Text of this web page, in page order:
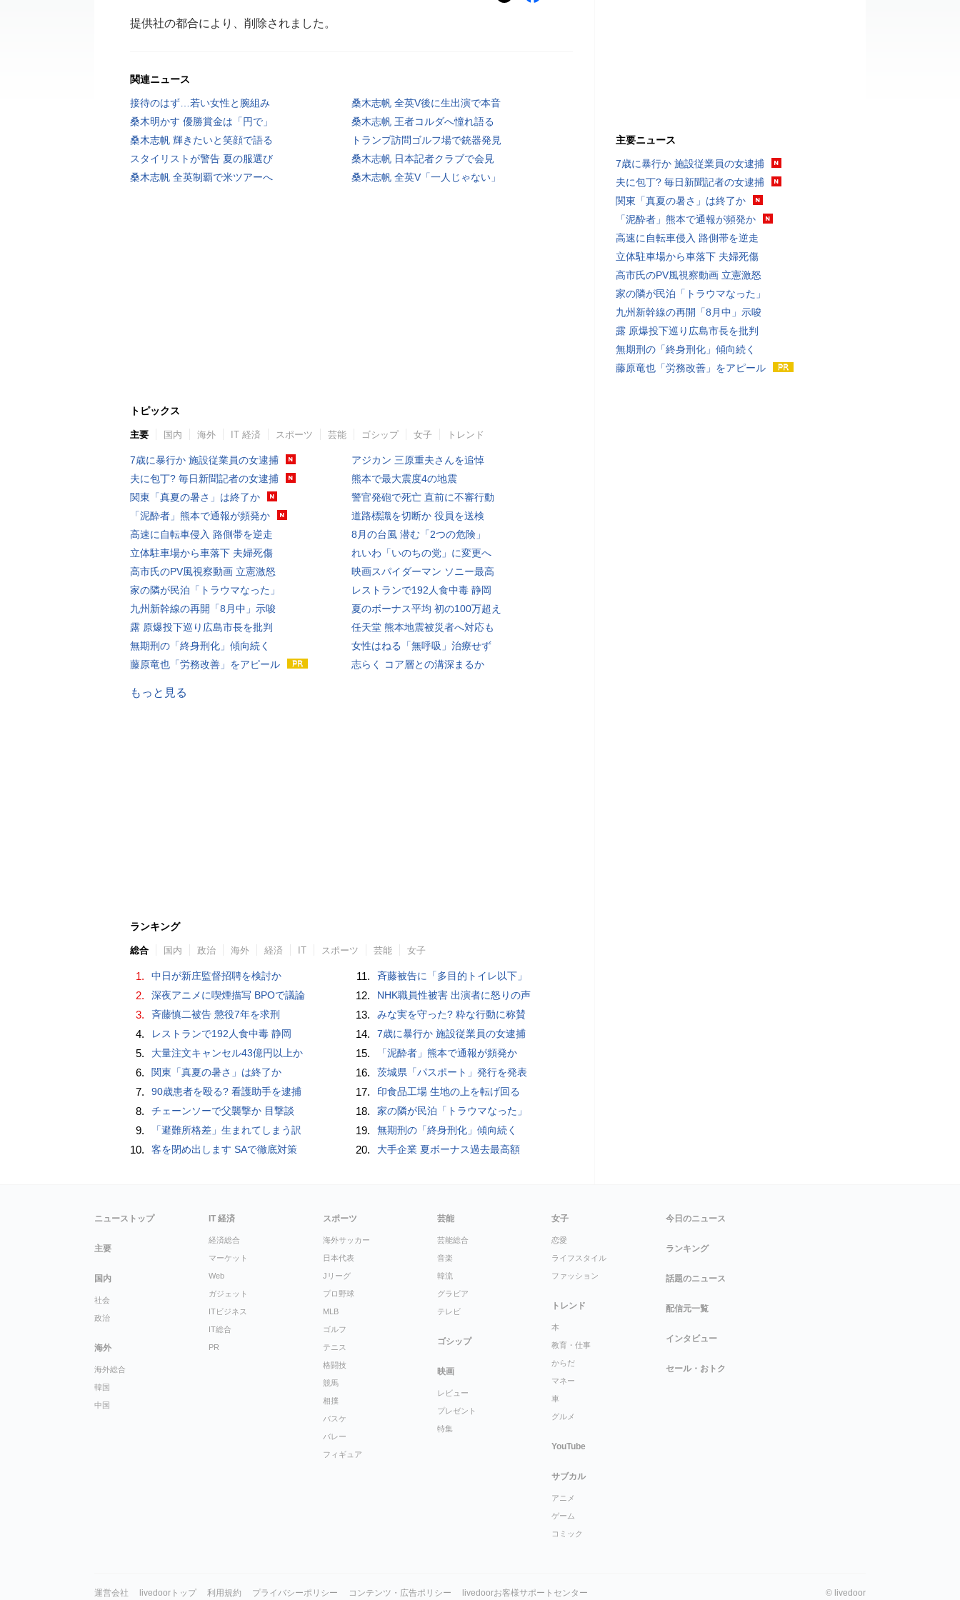
提供社の都合により、削除されました。
関連ニュース
接待のはず…若い女性と腕組み
桑木志帆 全英V後に生出演で本音
桑木明かす 優勝賞金は「円で」
桑木志帆 王者コルダへ憧れ語る
桑木志帆 輝きたいと笑顔で語る
トランプ訪問ゴルフ場で銃器発見
スタイリストが警告 夏の服選び
桑木志帆 日本記者クラブで会見
桑木志帆 全英制覇で米ツアーへ
桑木志帆 全英V「一人じゃない」
トピックス
主要 国内 海外 IT 経済 スポーツ 芸能 ゴシップ 女子 トレンド
7歳に暴行か 施設従業員の女逮捕
夫に包丁? 毎日新聞記者の女逮捕
関東「真夏の暑さ」は終了か
「泥酔者」熊本で通報が頻発か
高速に自転車侵入 路側帯を逆走
立体駐車場から車落下 夫婦死傷
高市氏のPV風視察動画 立憲激怒
家の隣が民泊「トラウマなった」
九州新幹線の再開「8月中」示唆
露 原爆投下巡り広島市長を批判
無期刑の「終身刑化」傾向続く
藤原竜也「労務改善」をアピール
アジカン 三原重夫さんを追悼
熊本で最大震度4の地震
警官発砲で死亡 直前に不審行動
道路標識を切断か 役員を送検
8月の台風 潜む「2つの危険」
れいわ「いのちの党」に変更へ
映画スパイダーマン ソニー最高
レストランで192人食中毒 静岡
夏のボーナス平均 初の100万超え
任天堂 熊本地震被災者へ対応も
女性はねる「無呼吸」治療せず
志らく コア層との溝深まるか
もっと見る
ランキング
総合 国内 政治 海外 経済 IT スポーツ 芸能 女子
1. 中日が新庄監督招聘を検討か
2. 深夜アニメに喫煙描写 BPOで議論
3. 斉藤慎二被告 懲役7年を求刑
4. レストランで192人食中毒 静岡
5. 大量注文キャンセル43億円以上か
6. 関東「真夏の暑さ」は終了か
7. 90歳患者を殴る? 看護助手を逮捕
8. チェーンソーで父襲撃か 目撃談
9. 「避難所格差」生まれてしまう訳
10. 客を閉め出します SAで徹底対策
11. 斉藤被告に「多目的トイレ以下」
12. NHK職員性被害 出演者に怒りの声
13. みな実を守った? 粋な行動に称賛
14. 7歳に暴行か 施設従業員の女逮捕
15. 「泥酔者」熊本で通報が頻発か
16. 茨城県「パスポート」発行を発表
17. 印食品工場 生地の上を転げ回る
18. 家の隣が民泊「トラウマなった」
19. 無期刑の「終身刑化」傾向続く
20. 大手企業 夏ボーナス過去最高額
主要ニュース
7歳に暴行か 施設従業員の女逮捕
夫に包丁? 毎日新聞記者の女逮捕
関東「真夏の暑さ」は終了か
「泥酔者」熊本で通報が頻発か
高速に自転車侵入 路側帯を逆走
立体駐車場から車落下 夫婦死傷
高市氏のPV風視察動画 立憲激怒
家の隣が民泊「トラウマなった」
九州新幹線の再開「8月中」示唆
露 原爆投下巡り広島市長を批判
無期刑の「終身刑化」傾向続く
藤原竜也「労務改善」をアピール
ニューストップ
主要
国内
社会
政治
海外
海外総合
韓国
中国
IT 経済
経済総合
マーケット
Web
ガジェット
ITビジネス
IT総合
PR
スポーツ
海外サッカー
日本代表
Jリーグ
プロ野球
MLB
ゴルフ
テニス
格闘技
競馬
相撲
バスケ
バレー
フィギュア
芸能
芸能総合
音楽
韓流
グラビア
テレビ
ゴシップ
映画
レビュー
プレゼント
特集
女子
恋愛
ライフスタイル
ファッション
トレンド
本
教育・仕事
からだ
マネー
車
グルメ
YouTube
サブカル
アニメ
ゲーム
コミック
今日のニュース
ランキング
話題のニュース
配信元一覧
インタビュー
セール・おトク
運営会社 livedoorトップ 利用規約 プライバシーポリシー コンテンツ・広告ポリシー livedoorお客様サポートセンター © livedoor